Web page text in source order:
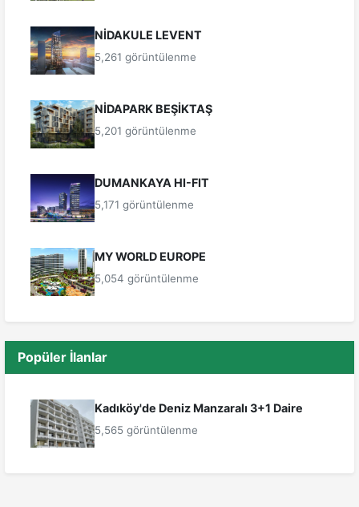
NİDAKULE LEVENT
5,261 görüntülenme
NİDAPARK BEŞİKTAŞ
5,201 görüntülenme
DUMANKAYA HI-FIT
5,171 görüntülenme
MY WORLD EUROPE
5,054 görüntülenme
Popüler İlanlar
Kadıköy'de Deniz Manzaralı 3+1 Daire
5,565 görüntülenme